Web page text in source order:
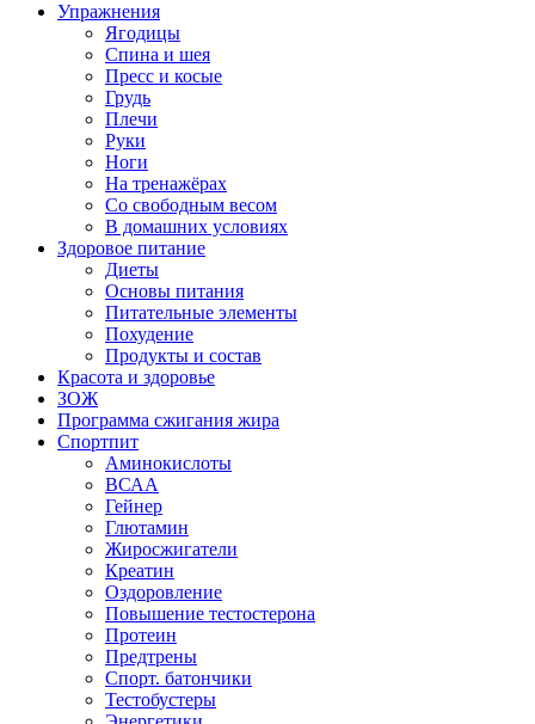
Упражнения
Ягодицы
Спина и шея
Пресс и косые
Грудь
Плечи
Руки
Ноги
На тренажёрах
Со свободным весом
В домашних условиях
Здоровое питание
Диеты
Основы питания
Питательные элементы
Похудение
Продукты и состав
Красота и здоровье
ЗОЖ
Программа сжигания жира
Спортпит
Аминокислоты
ВСАА
Гейнер
Глютамин
Жиросжигатели
Креатин
Оздоровление
Повышение тестостерона
Протеин
Предтрены
Спорт. батончики
Тестобустеры